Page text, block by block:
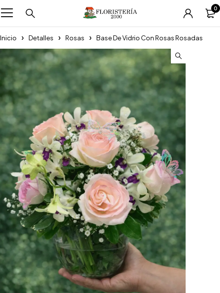
0
Inicio Detalles Rosas Base De Vidrio Con Rosas Rosadas